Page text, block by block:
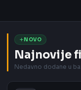
NOVO
Najnovije
Nedavno dodane u